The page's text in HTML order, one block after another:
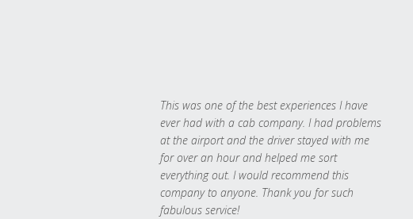
This was one of the best experiences I have
ever had with a cab company. I had problems
at the airport and the driver stayed with me
for over an hour and helped me sort
everything out. I would recommend this
company to anyone. Thank you for such
fabulous service!